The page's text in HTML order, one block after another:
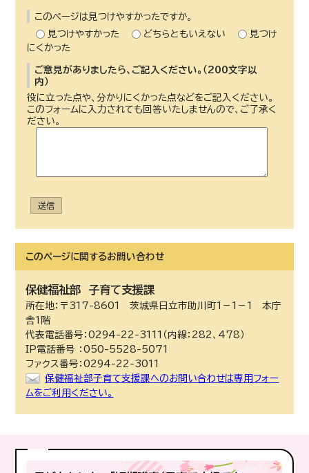
このページは見つけやすかったですか。
見つけやすかった
どちらともいえない
見つけ
にくかった
ご意見がありましたら、ご記入ください。（200文字以
内）
役に立った点や、分かりにくかった点などをご記入ください。
このフォームに入力されても回答いたしませんので、ご了承く
ださい。
送信
このページに関するお問い合わせ
保健福祉部子育て支援課
所在地：〒317-8601 茨城県日立市助川町1－1－1 本庁
舎1階
代表電話番号：0294-22-3111（内線：282、478）
IP電話番号 ：050-5528-5071
ファクス番号：0294-22-3011
保健福祉部子育て支援課へのお問い合わせは専用フォー
ムをご利用ください。